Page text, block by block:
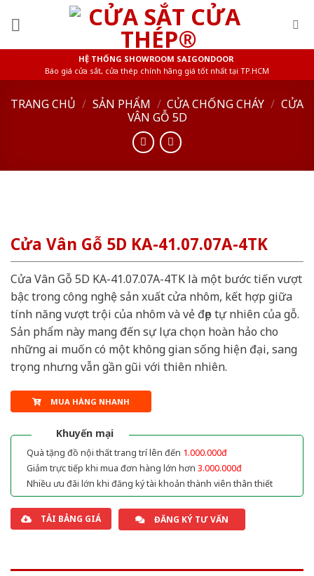
HỆ THỐNG SHOWROOM SAIGONDOOR
Báo giá cửa sắt, cửa thép chính hãng giá tốt nhất tại TP.HCM
TRANG CHỦ / SẢN PHẨM / CỬA CHỐNG CHÁY / CỬA
VÂN GỖ 5D
Cửa Vân Gỗ 5D KA-41.07.07A-4TK
Cửa Vân Gỗ 5D KA-41.07.07A-4TK là một bước tiến vượt
bậc trong công nghệ sản xuất cửa nhôm, kết hợp giữa
tính năng vượt trội của nhôm và vẻ đẹp tự nhiên của gỗ.
Sản phẩm này mang đến sự lựa chọn hoàn hảo cho
những ai muốn có một không gian sống hiện đại, sang
trọng nhưng vẫn gần gũi với thiên nhiên.
MUA HÀNG NHANH
Khuyến mại
Quà tặng đồ nội thất trang trí lên đến 1.000.000đ
Giảm trực tiếp khi mua đơn hàng lớn hơn 3.000.000đ
Nhiều ưu đãi lớn khi đăng ký tài khoản thành viên thân thiết
TẢI BẢNG GIÁ ĐĂNG KÝ TƯ VẤN